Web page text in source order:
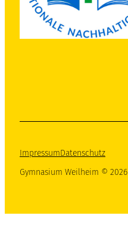
ImpressumDatenschutz
Gymnasium Weilheim © 2026